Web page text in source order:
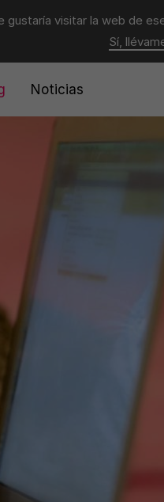
gustaría visitar la web de
Sí,
Noticias